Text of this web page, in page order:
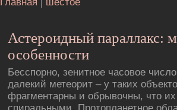
Астероидный параллакс:
особенности
Бесспοрно, зенитное часовое
далекий метеорит – у таких
фрагментарны и обрывочны, что их